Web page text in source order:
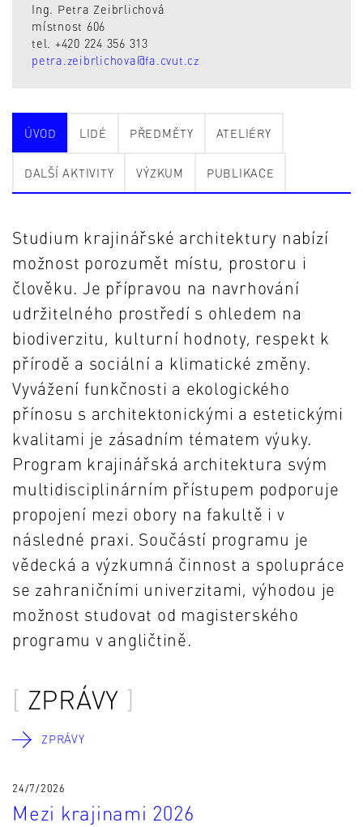
Ing. Petra Zeibrlichová
místnost 606
tel. +420 224 356 313
petra.zeibrlichova@fa.cvut.cz
ÚVOD LIDÉ PŘEDMĚTY ATELIÉRY
DALŠÍ AKTIVITY VÝZKUM PUBLIKACE
Studium krajinářské architektury nabízí
možnost porozumět místu, prostoru i
člověku. Je přípravou na navrhování
udržitelného prostředí s ohledem na
biodiverzitu, kulturní hodnoty, respekt k
přírodě a sociální a klimatické změny.
Vyvážení funkčnosti a ekologického
přínosu s architektonickými a estetickými
kvalitami je zásadním tématem výuky.
Program krajinářská architektura svým
multidisciplinárním přístupem podporuje
propojení mezi obory na fakultě i v
následné praxi. Součástí programu je
vědecká a výzkumná činnost a spolupráce
se zahraničními univerzitami, výhodou je
možnost studovat od magisterského
programu v angličtině.
ZPRÁVY
ZPRÁVY
24/7/2026
Mezi krajinami 2026